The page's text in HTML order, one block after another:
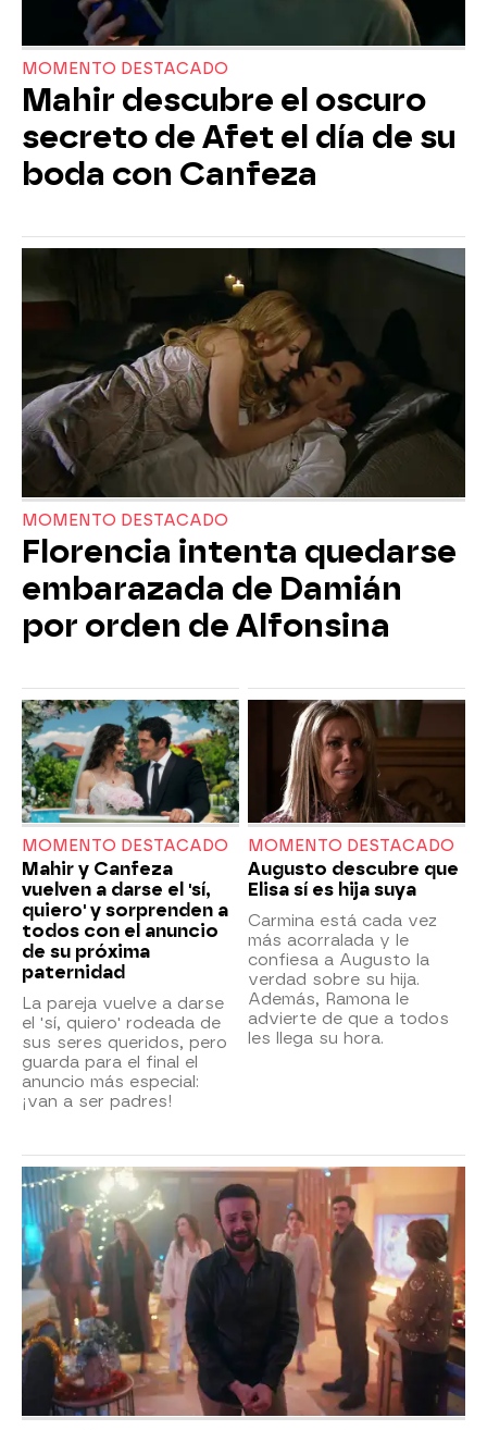
MOMENTO DESTACADO
Mahir descubre el oscuro
secreto de Afet el día de su
boda con Canfeza
MOMENTO DESTACADO
Florencia intenta quedarse
embarazada de Damián
por orden de Alfonsina
MOMENTO DESTACADO
Mahir y Canfeza
vuelven a darse el 'sí,
quiero' y sorprenden a
todos con el anuncio
de su próxima
paternidad
La pareja vuelve a darse
el 'sí, quiero' rodeada de
sus seres queridos, pero
guarda para el final el
anuncio más especial:
¡van a ser padres!
MOMENTO DESTACADO
Augusto descubre que
Elisa sí es hija suya
Carmina está cada vez
más acorralada y le
confiesa a Augusto la
verdad sobre su hija.
Además, Ramona le
advierte de que a todos
les llega su hora.